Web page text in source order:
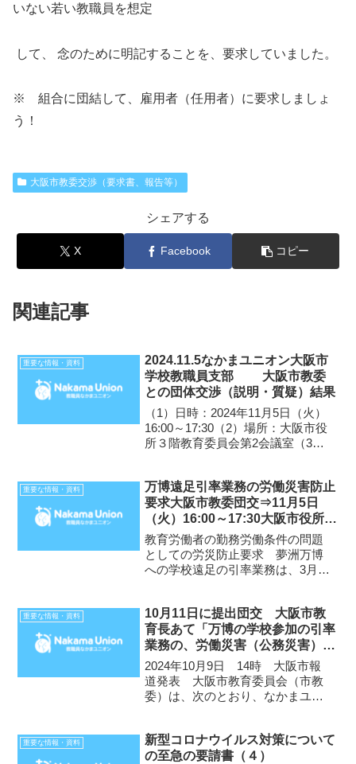
いない若い教職員を想定
して、 念のために明記することを、要求していました。
※ 組合に団結して、雇用者（任用者）に要求しましょ
う！
大阪市教委交渉（要求書、報告等）
シェアする
X Facebook コピー
関連記事
重要な情報・資料
2024.11.5なかまユニオン大阪市
学校教職員支部 大阪市教委
との団体交渉（説明・質疑）結果
（1）日時：2024年11月5日（火）
16:00～17:30（2）場所：大阪市役
所３階教育委員会第2会議室（3）
主事他3名 組合⇒支
部長他4名（4）要求内容【要求項
目】...
重要な情報・資料
万博遠足引率業務の労働災害防止
要求大阪市教委団交⇒11月5日
（火）16:00～17:30大阪市役所3
階教育委員会第２会議室です
教育労働者の勤務労働条件の問題
としての労災防止要求 夢洲万博
への学校遠足の引率業務は、3月の
の埋め立て、今年以上が想定され
る熱暑、地震・ゲリラ雷雨時の避
難経路等、危険な環境要因が...
重要な情報・資料
10月11日に提出団交 大阪市教
育長あて「万博の学校参加の引率
業務の、労働災害（公務災害）の
防止に関する 要求書」
2024年10月9日 14時 大阪市報
道発表 大阪市教育委員会（市教
委）は、次のとおり、なかまユニ
を行います。1 日時令和6年10月
11日（金曜日） 午前11時から
重要な情報・資料
新型コロナウイルス対策について
の至急の要請書（４）